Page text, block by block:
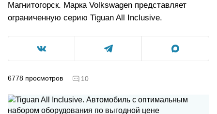
Магнитогорск. Марка Volkswagen представляет
ограниченную серию Tiguan All Inclusive.
6778 просмотров 10